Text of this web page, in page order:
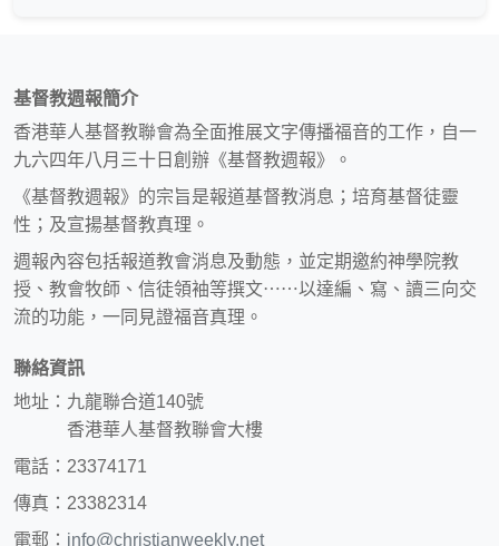
基督教週報簡介
香港華人基督教聯會為全面推展文字傳播福音的工作，自一
九六四年八月三十日創辦《基督教週報》。
《基督教週報》的宗旨是報道基督教消息；培育基督徒靈
性；及宣揚基督教真理。
週報內容包括報道教會消息及動態，並定期邀約神學院教
授、教會牧師、信徒領袖等撰文⋯⋯以達編、寫、讀三向交
流的功能，一同見證福音真理。
聯絡資訊
地址：九龍聯合道140號
香港華人基督教聯會大樓
電話：23374171
傳真：23382314
電郵： info@christianweekly.net